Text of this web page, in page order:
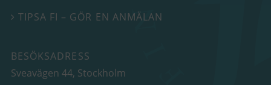
TIPSA FI – GÖR EN ANMÄLAN
BESÖKSADRESS
Sveavägen 44, Stockholm